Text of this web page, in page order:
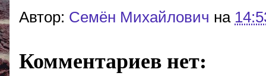
Автор: Cемён Михайлович на
Комментариев нет: